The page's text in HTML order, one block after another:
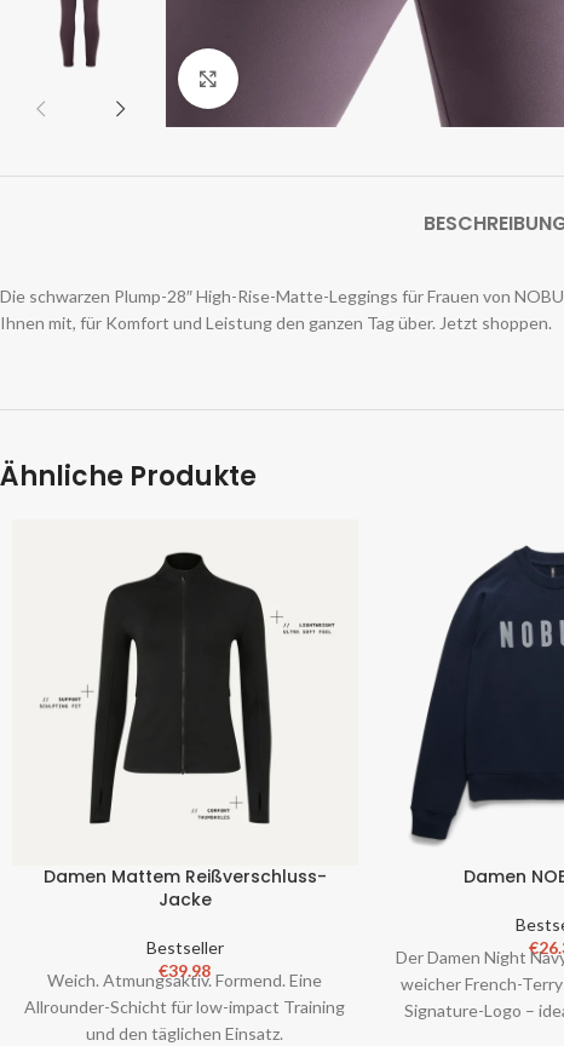
Zum Vergrößern klicken
Die schwarzen Plump-28″ High-Rise-Matte-Leggings für Frauen von
Ihnen mit, für Komfort und Leistung den ganzen Tag über. Jetzt shoppen.
Ähnliche Produkte
Damen Mattem Reißverschluss-
Jacke
Bestseller
€39.98
Weich. Atmungsaktiv. Formend. Eine
Allrounder-Schicht für low-impact Training
und den täglichen Einsatz.
Damen
€
Der Damen Night
weicher French-
Signature-Logo –